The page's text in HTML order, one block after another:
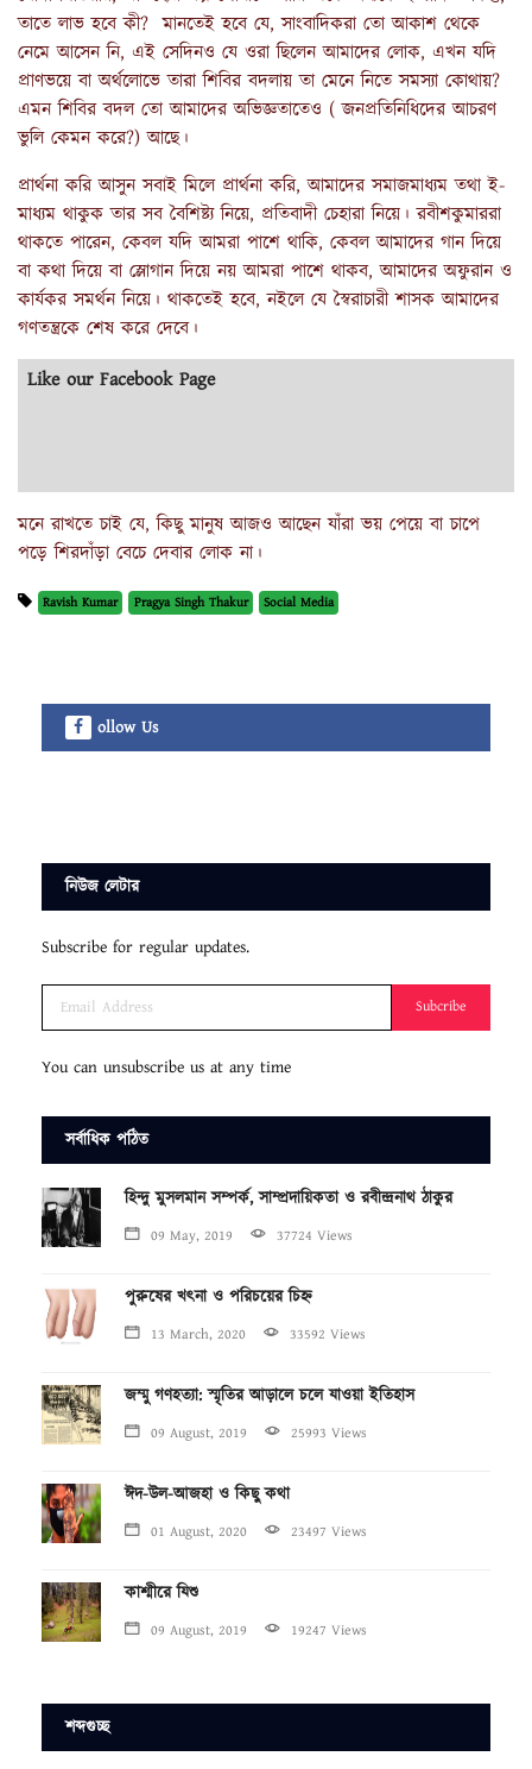
তাতে লাভ হবে কী? মানতেই হবে যে, সাংবাদিকরা তো আকাশ থেকে
নেমে আসেন নি, এই সেদিনও যে ওরা ছিলেন আমাদের লোক, এখন যদি
প্রাণভয়ে বা অর্থলোভে তারা শিবির বদলায় তা মেনে নিতে সমস্যা কোথায়?
এমন শিবির বদল তো আমাদের অভিজ্ঞতাতেও ( জনপ্রতিনিধিদের আচরণ
ভুলি কেমন করে?) আছে।
প্রার্থনা করি আসুন সবাই মিলে প্রার্থনা করি, আমাদের সমাজমাধ্যম তথা ই-
মাধ্যম থাকুক তার সব বৈশিষ্ট্য নিয়ে, প্রতিবাদী চেহারা নিয়ে। রবীশকুমাররা
থাকতে পারেন, কেবল যদি আমরা পাশে থাকি, কেবল আমাদের গান দিয়ে
বা কথা দিয়ে বা স্লোগান দিয়ে নয় আমরা পাশে থাকব, আমাদের অফুরান ও
কার্যকর সমর্থন নিয়ে। থাকতেই হবে, নইলে যে স্বৈরাচারী শাসক আমাদের
গণতন্ত্রকে শেষ করে দেবে।
Like our Facebook Page
মনে রাখতে চাই যে, কিছু মানুষ আজও আছেন যাঁরা ভয় পেয়ে বা চাপে
পড়ে শিরদাঁড়া বেচে দেবার লোক না।
Ravish Kumar Pragya Singh Thakur Social Media
ollow Us
নিউজ লেটার
Subscribe for regular updates.
Subcribe
You can unsubscribe us at any time
সর্বাধিক পঠিত
হিন্দু মুসলমান সম্পর্ক, সাম্প্রদায়িকতা ও রবীন্দ্রনাথ ঠাকুর
09 May, 2019 37724 Views
পুরুষের খৎনা ও পরিচয়ের চিহ্ন
13 March, 2020 33592 Views
জম্মু গণহত্যা: স্মৃতির আড়ালে চলে যাওয়া ইতিহাস
09 August, 2019 25993 Views
ঈদ-উল-আজহা ও কিছু কথা
01 August, 2020 23497 Views
কাশ্মীরে যিশু
09 August, 2019 19247 Views
শব্দগুচ্ছ